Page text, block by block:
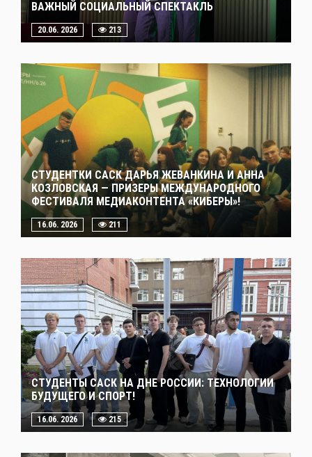
ВАЖНЫЙ СОЦИАЛЬНЫЙ СПЕКТАКЛЬ
20.06. 2026 213
СТУДЕНТКИ САСК ДАРЬЯ ЖЕВАНКИНА И АННА
КОЗЛОВСКАЯ — ПРИЗЕРЫ МЕЖДУНАРОДНОГО
ФЕСТИВАЛЯ МЕДИАКОНТЕНТА «КИБЕРЫ»!
16.06. 2026 211
СТУДЕНТЫ САСК НА ДНЕ РОССИИ: ТЕХНОЛОГИИ
БУДУЩЕГО И СПОРТ!
16.06. 2026 215